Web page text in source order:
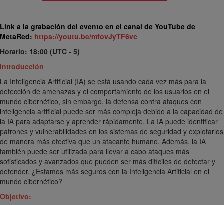
Link a la grabación del evento en el canal de YouTube de
MetaRed: https://youtu.be/mfovJyTF6vc
Horario: 18:00 (UTC - 5)
Introducción
La Inteligencia Artificial (IA) se está usando cada vez más para la
detección de amenazas y el comportamiento de los usuarios en el
mundo cibernético, sin embargo, la defensa contra ataques con
inteligencia artificial puede ser más compleja debido a la capacidad de
la IA para adaptarse y aprender rápidamente. La IA puede identificar
patrones y vulnerabilidades en los sistemas de seguridad y explotarlos
de manera más efectiva que un atacante humano. Además, la IA
también puede ser utilizada para llevar a cabo ataques más
sofisticados y avanzados que pueden ser más difíciles de detectar y
defender. ¿Estamos más seguros con la Inteligencia Artificial en el
mundo cibernético?
Objetivo: